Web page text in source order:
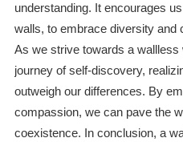
understanding. It encourages
walls, to embrace diversity and
As we strive towards a
journey of self-discovery,
outweigh our differences. By
compassion, we can pave the
coexistence. In conclusion, a